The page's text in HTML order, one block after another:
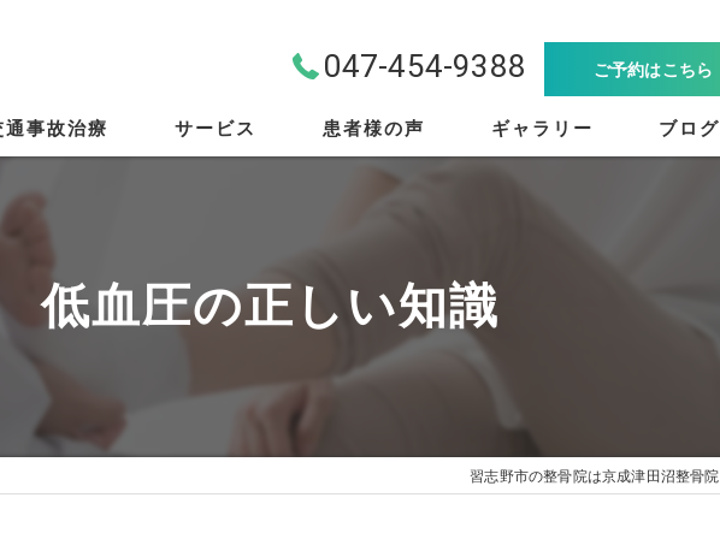
047-454-9388 ご予約はこちら
通事故治療 サービス
スポーツ外傷
骨盤矯正
患者様の声 ギャラリー ブログ
低血圧の正しい知識
習志野市の整骨院は京成津田沼整骨院